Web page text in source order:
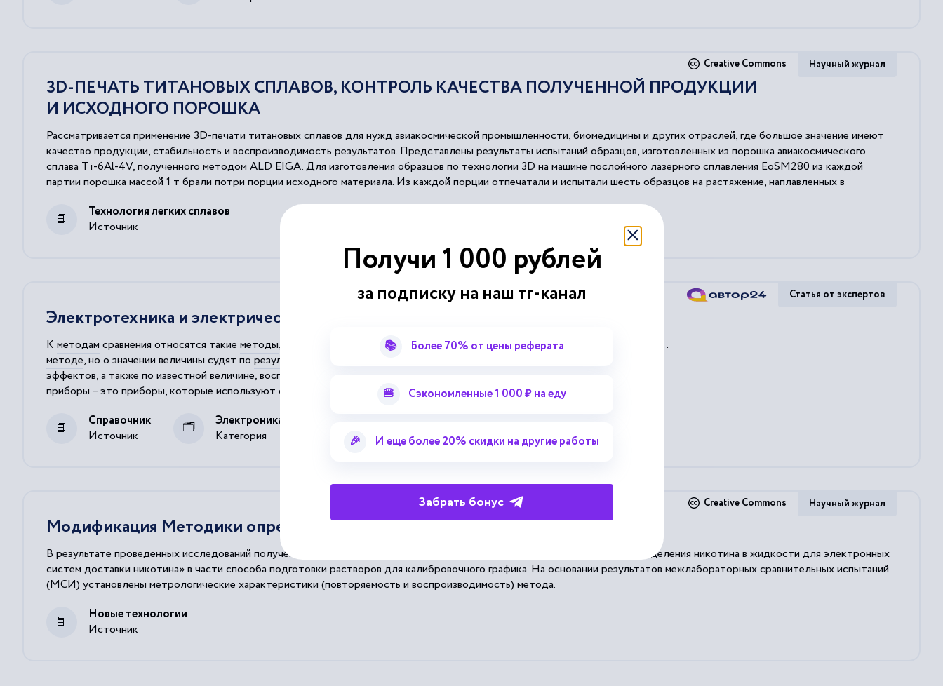
3D-ПЕЧАТЬ ТИТАНОВЫХ СПЛАВОВ, КОНТРОЛЬ КАЧЕСТВА ПОЛУЧЕННОЙ ПРОДУКЦИИ
И ИСХОДНОГО ПОРОШКА
Рассматривается применение 3D-печати титановых сплавов для нужд авиакосмической промышленности, биомедицины и других отраслей, где большое значение имеют
качество продукции, стабильность и воспроизводимость результатов. Представлены результаты испытаний образцов, изготовленных из порошка авиакосмического
сплава Ti-6Al-4V, полученного методом ALD EIGA. Для изготовления образцов по технологии 3D на машине послойного лазерного сплавления EoSM280 из каждой
партии порошка массой 1 т брали потри порции исходного материала. Из каждой порции отпечатали и испытали шесть образцов на растяжение, наплавленных в
подаваемых на распыление, можно получить титановый порошок хорошего качества, при использовании которого можно достичь стабильных воспроизводимых
механических характеристик на напечатанном материале Ti64. Рассмотрено также влияние по...
Источник
Технология легких сплавов
Creative Commons Научный журнал
Электротехника и электрические измерения
К методам сравнения относятся такие методы, при которых искомая величина сравнивается с величиной,
...
методе, но о значении величины судят по результатам
эффектов, а также по известной величине,воспроизводимой
приборы – это приборы, которые используют с целью контроля режима работы электрических установок, их
Источник
Справочник
Категория
Электроника, электротехника, радиотехника
Статья от экспертов
Модификация Методики определения никотина в жидкости для ЭСДН
В результате проведенных исследований получены экспериментальные данные, позволяющие уточнить «Методику определения никотина в жидкости для электронных
систем доставки никотина» в части способа подготовки растворов для калибровочного графика. На основании результатов межлабораторных сравнительных испытаний
(МСИ) установлены метрологические характеристики (повторяемость и воспроизводимость) метода.
Источник
Новые технологии
Creative Commons Научный журнал
Получи 1 000 рублей
за подписку на наш тг-канал
📚 Более 70% от цены реферата
🍔 Сэкономленные 1 000 ₽ на еду
🎉 И еще более 20% скидки на другие работы
Забрать бонус